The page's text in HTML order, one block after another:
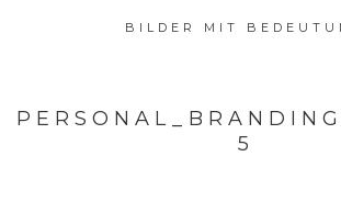
BILDER MIT
5